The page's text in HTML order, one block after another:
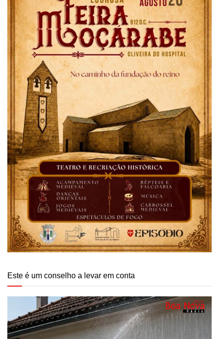
Este é um conselho a levar em conta